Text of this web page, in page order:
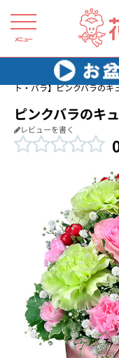
メニュー
花キューピット 誕生日
ト・バラ】ピンクバラのキ
ピンクバラのキ
レビューを書く